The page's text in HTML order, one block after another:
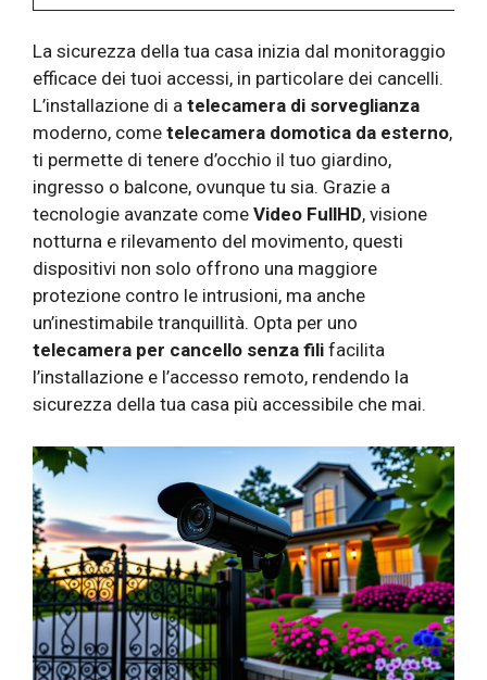
La sicurezza della tua casa inizia dal monitoraggio
efficace dei tuoi accessi, in particolare dei cancelli.
L’installazione di a telecamera di sorveglianza
moderno, come telecamera domotica da esterno,
ti permette di tenere d’occhio il tuo giardino,
ingresso o balcone, ovunque tu sia. Grazie a
tecnologie avanzate come Video FullHD, visione
notturna e rilevamento del movimento, questi
dispositivi non solo offrono una maggiore
protezione contro le intrusioni, ma anche
un’inestimabile tranquillità. Opta per uno
telecamera per cancello senza fili facilita
l’installazione e l’accesso remoto, rendendo la
sicurezza della tua casa più accessibile che mai.